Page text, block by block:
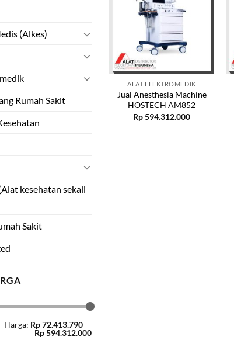
(Alkes)
Rumah Sakit
kesehatan sekali
Sakit
Harga: Rp 72.413.790 —
Rp 594.312.000
ALAT ELEKTROMEDIK
Jual Anesthesia Machine
HOSTECH AM852
Rp594.312.000